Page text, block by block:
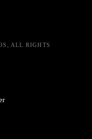
, ALL RIGHTS